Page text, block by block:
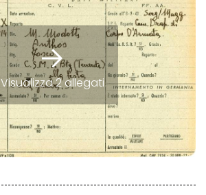
Visualizza 2 allegati